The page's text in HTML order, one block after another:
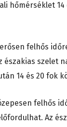
hőmérséklet
felhős
északias szelet
14 és 20 fok
felhős
Az